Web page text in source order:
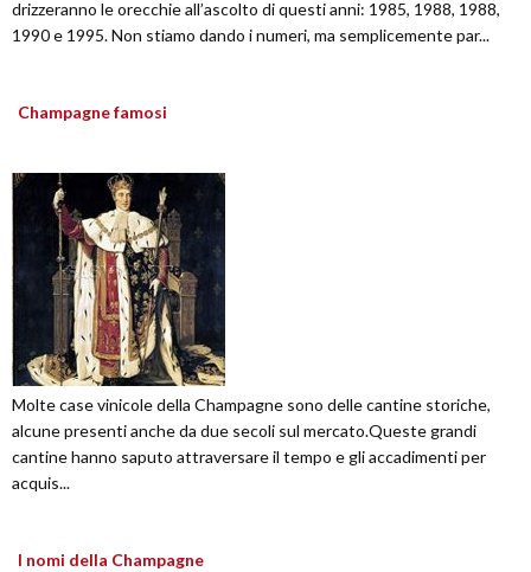
drizzeranno le orecchie all’ascolto di questi anni: 1985, 1988, 1988,
1990 e 1995. Non stiamo dando i numeri, ma semplicemente par...
Champagne famosi
Molte case vinicole della Champagne sono delle cantine storiche,
alcune presenti anche da due secoli sul mercato.Queste grandi
cantine hanno saputo attraversare il tempo e gli accadimenti per
acquis...
I nomi della Champagne